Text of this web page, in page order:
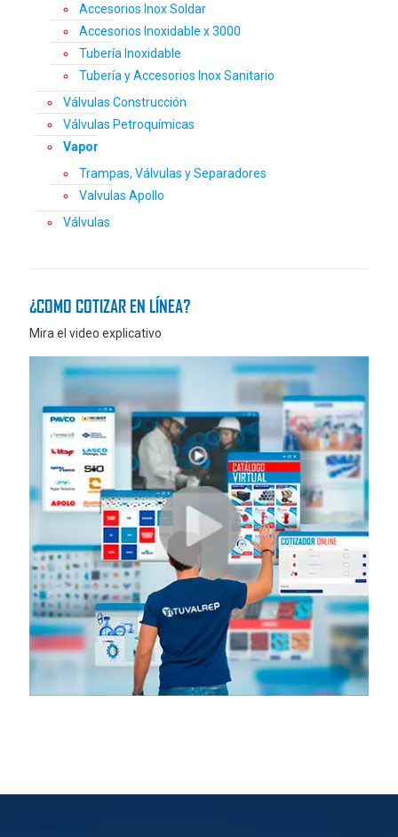
Accesorios Inox Soldar
Accesorios Inoxidable x 3000
Tubería Inoxidable
Tubería y Accesorios Inox Sanitario
Válvulas Construcción
Válvulas Petroquímicas
Vapor
Trampas, Válvulas y Separadores
Valvulas Apollo
Válvulas
¿COMO COTIZAR EN LÍNEA?
Mira el video explicativo